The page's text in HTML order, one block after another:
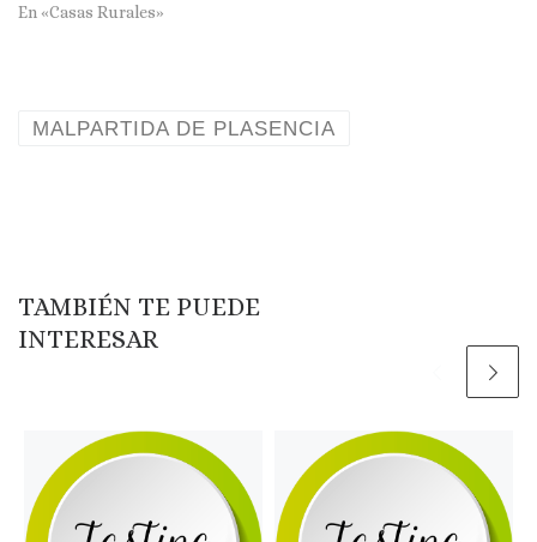
En «Casas Rurales»
MALPARTIDA DE PLASENCIA
TAMBIÉN TE PUEDE
INTERESAR